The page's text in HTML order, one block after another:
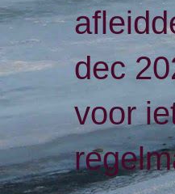
dec
voor